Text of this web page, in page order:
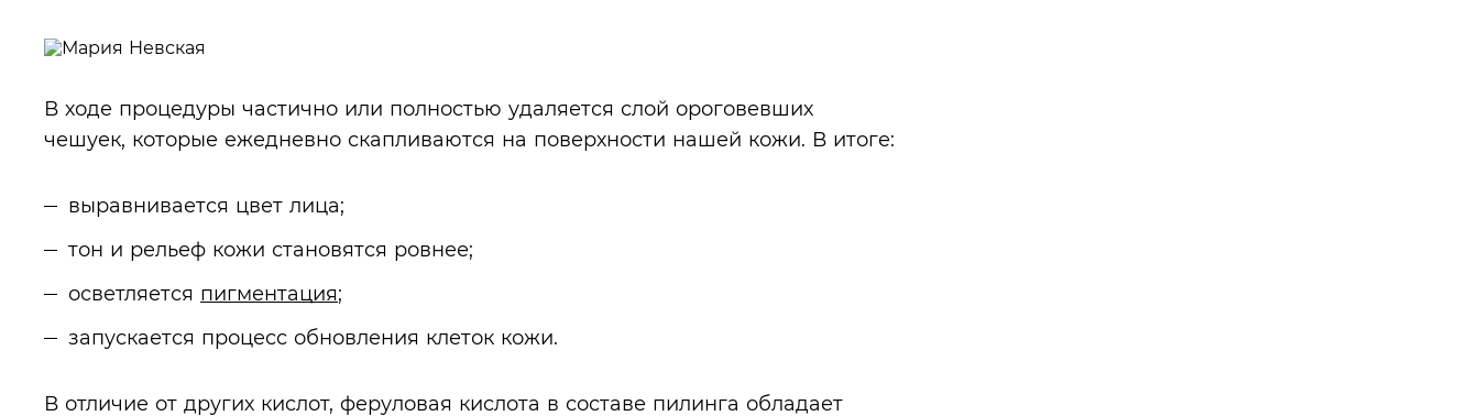
В ходе процедуры частично или полностью удаляется слой ороговевших
чешуек, которые ежедневно скапливаются на поверхности нашей кожи. В итоге:
выравнивается цвет лица;
тон и рельеф кожи становятся ровнее;
осветляется пигментация;
запускается процесс обновления клеток кожи.
В отличие от других кислот, феруловая кислота в составе пилинга обладает